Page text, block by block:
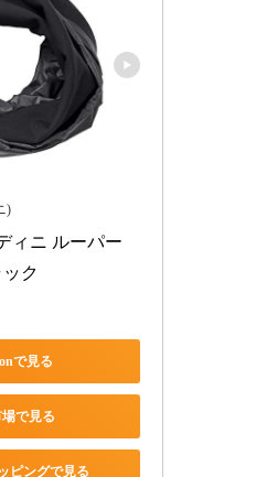
)
ィニ ルーパー
ク
で見る
で見る
ピングで見る